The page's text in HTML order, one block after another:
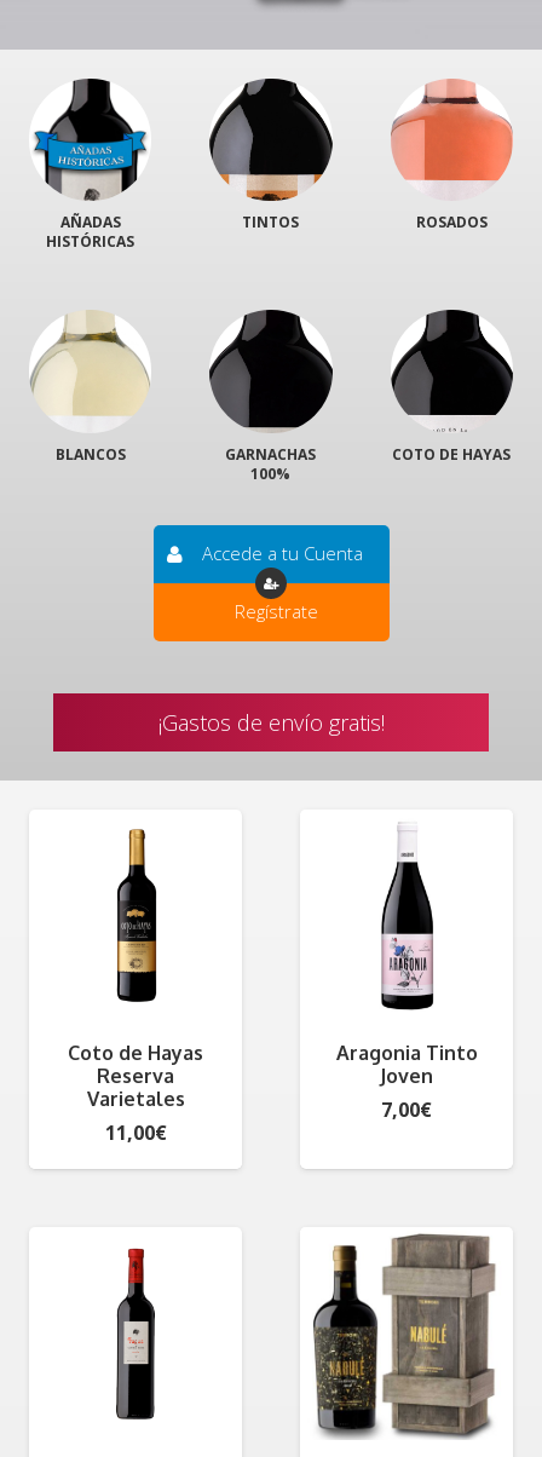
AÑADAS
HISTÓRICAS
TINTOS ROSADOS
BLANCOS
GARNACHAS
100%
COTO DE HAYAS
Accede a tu Cuenta
Regístrate
¡Gastos de envío gratis!
Coto de Hayas
Reserva
Varietales
11,00€
Aragonia Tinto
Joven
7,00€